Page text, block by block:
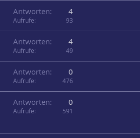
Antworten 4
Aufrufe 93
Antworten 4
Aufrufe 49
Antworten 0
Aufrufe 476
Antworten 0
Aufrufe 591